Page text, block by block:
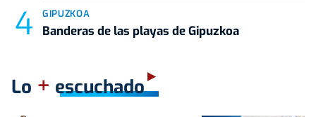
GIPUZKOA
Banderas de las playas de Gipuzkoa
Lo + escuchado